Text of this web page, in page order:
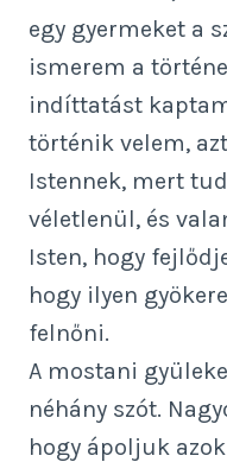
egy gyermeket a
ismerem a
indíttatást
történik velem,
Istennek, mert
véletlenül, és
Isten, hogy
hogy ilyen
felnőni.
A mostani
néhány szót.
hogy ápoljuk